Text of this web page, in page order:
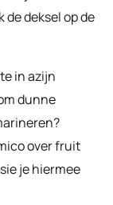
deksel op de
in azijn
dunne
over fruit
je hiermee